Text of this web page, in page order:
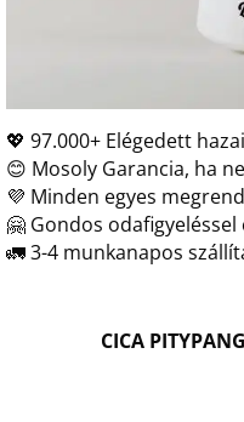
💖 97.000+ Elégedett
😊 Mosoly Garancia, ha
💜 Minden egyes
🤗 Gondos
🚛 3-4 munkanapos
CICA